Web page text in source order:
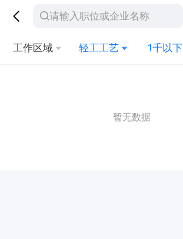
工作区域 轻工工艺 1千以下
暂无数据